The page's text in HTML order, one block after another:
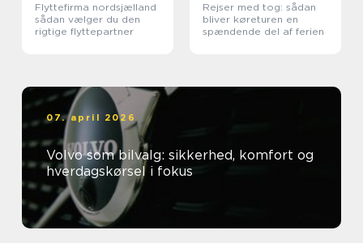
Flyttefirma nordsjælland
sådan vælger du den
rigtige flyttepartner
Rejser med tog: sådan
bliver køreturen en
spændende del af ferien
07. april 2026
Volvo som bilvalg: sikkerhed, komfort og
hverdagskørsel i fokus